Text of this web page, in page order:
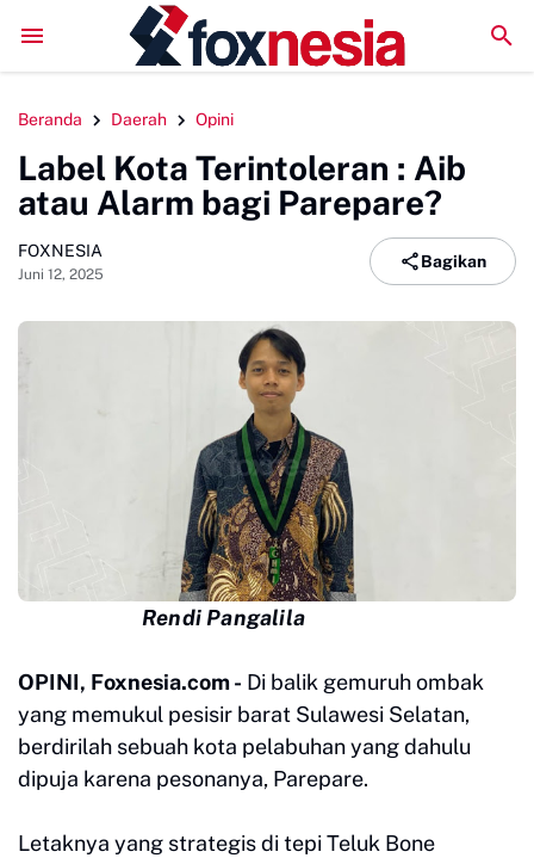
DPC GSNI Sinjai Gelar Sosialisasi Organisasi di Sejumlah SMP,
Beranda Daerah Opini
Label Kota Terintoleran : Aib
atau Alarm bagi Parepare?
FOXNESIA
Juni 12, 2025
Bagikan
Rendi Pangalila
OPINI, Foxnesia.com - Di balik gemuruh ombak
yang memukul pesisir barat Sulawesi Selatan,
berdirilah sebuah kota pelabuhan yang dahulu
dipuja karena pesonanya, Parepare.
Letaknya yang strategis di tepi Teluk Bone